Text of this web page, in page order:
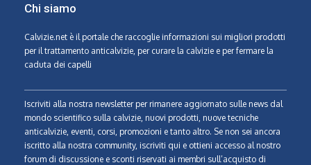
Chi siamo
Calvizie.net è il portale che raccoglie informazioni sui migliori prodotti
per il trattamento anticalvizie, per curare la calvizie e per fermare la
caduta dei capelli
Iscriviti alla nostra newsletter per rimanere aggiornato sulle news dal
mondo scientifico sulla calvizie, nuovi prodotti, nuove tecniche
anticalvizie, eventi, corsi, promozioni e tanto altro. Se non sei ancora
iscritto alla nostra community, iscriviti qui e ottieni accesso al nostro
forum di discussione e sconti riservati ai membri sull’acquisto di